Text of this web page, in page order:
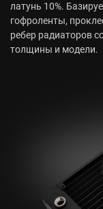
латунь 10%.
гофроленты,
ребер радиаторов
толщины и модели.